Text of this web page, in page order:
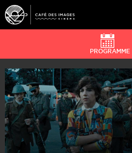
À
CAFÉ DU
ÉDUCATION
PROGRAMME